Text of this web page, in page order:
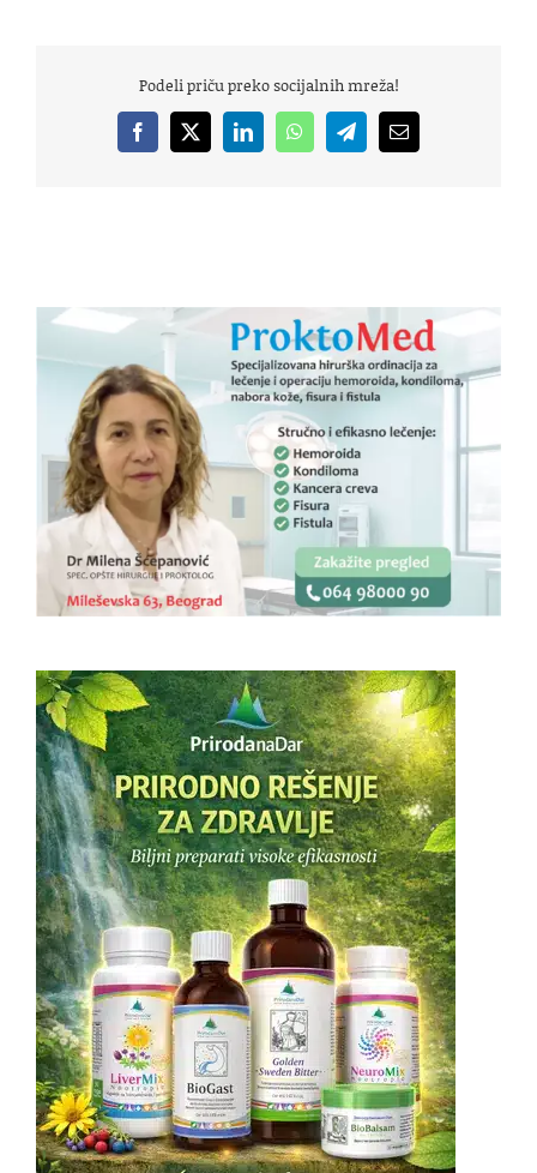
Podeli priču preko socijalnih mreža!
Facebook
X LinkedInWhatsAppTelegramEmail